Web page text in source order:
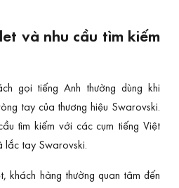
và nhu cầu tìm kiếm
gọi tiếng Anh thường dùng khi
tay của thương hiệu Swarovski.
tìm kiếm với các cụm tiếng Việt
lắc tay Swarovski.
khách hàng thường quan tâm đến